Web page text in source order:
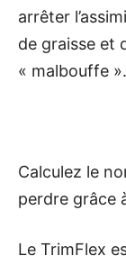
arrêter
de graisse et
« malbouffe
Calculez le
perdre grâce
Le TrimFlex